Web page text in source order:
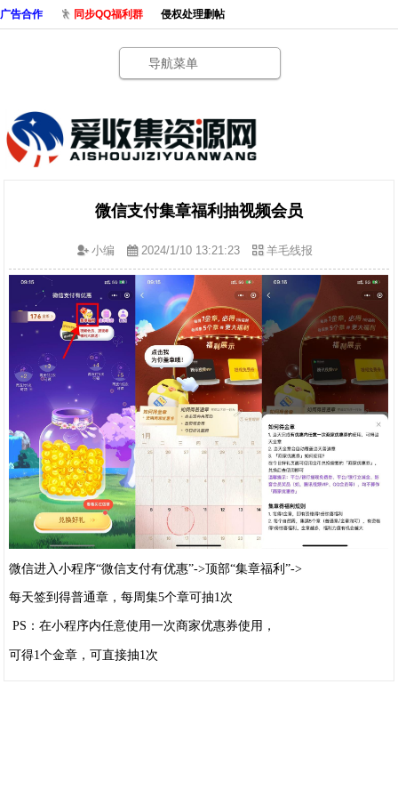
广告合作 同步QQ福利群 侵权处理删帖
导航菜单
微信支付集章福利抽视频会员
小编 2024/1/10 13:21:23 羊毛线报
微信进入小程序“微信支付有优惠”->顶部“集章福利”->
每天签到得普通章，每周集5个章可抽1次
PS：在小程序内任意使用一次商家优惠券使用，
可得1个金章，可直接抽1次